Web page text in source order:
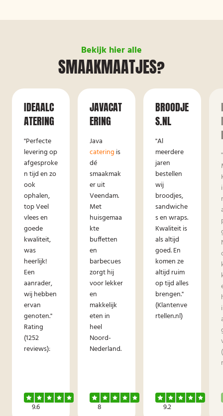
Bekijk hier alle
SMAAKMAATJES?
IDEAALC
ATERING
"Perfecte
levering op
afgesproke
n tijd en zo
ook
ophalen,
top Veel
vlees en
goede
kwaliteit,
was
heerlijk!
Een
aanrader,
wij hebben
ervan
genoten."
Rating
(1252
reviews):
9.6
JAVACAT
ERING
Java
catering is
dé
smaakmak
er uit
Veendam.
Met
huisgemaa
kte
buffetten
en
barbecues
zorgt hij
voor lekker
en
makkelijk
eten in
heel
Noord-
Nederland.
8
BROODJE
S.NL
"Al
meerdere
jaren
bestellen
wij
broodjes,
sandwiche
s en wraps.
Kwaliteit is
als altijd
goed. En
komen ze
altijd ruim
op tijd alles
brengen."
(Klantenve
rtellen.nl)
9.2